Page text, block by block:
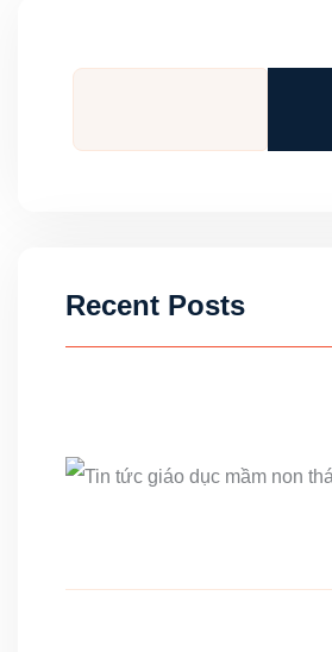
Tìm
Recent Posts